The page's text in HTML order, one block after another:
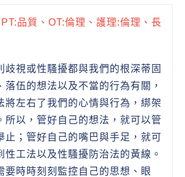
品質、OT:倫理、護理:倫理、長
歧視或性騷擾都與我們的根深蒂固
落伍的想法以及不當的行為有關，
將左右了我們的心情與行為，綁架
所以，管好自己的想法，就可以管
止；管好自己的嘴巴與手足，就可
性工法以及性騷擾防治法的黃線。
要時時刻刻監控自己的思想、眼